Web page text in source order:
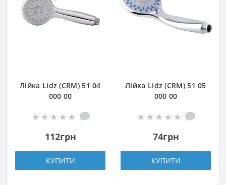
Лійка Lidz (CRM) 51 04
000 00
112грн
КУПИТИ
Лійка Lidz (CRM) 51 05
000 00
74грн
КУПИТИ